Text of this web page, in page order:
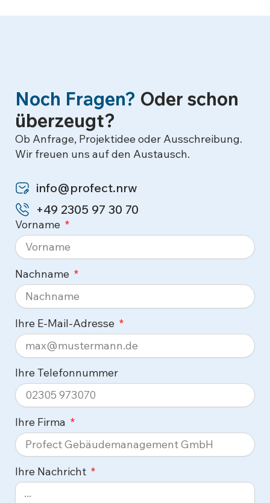
Noch Fragen? Oder schon
überzeugt?
Ob Anfrage, Projektidee oder Ausschreibung.
Wir freuen uns auf den Austausch.
info@profect.nrw
+49 2305 97 30 70
Vorname
Nachname
Ihre E-Mail-Adresse
Ihre Telefonnummer
Ihre Firma
Ihre Nachricht